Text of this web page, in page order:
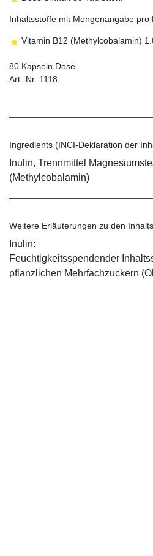
Inhaltsstoffe mit Mengenangabe pro
Vitamin B12 (Methylcobalamin)
80 Kapseln Dose
Art.-Nr. 1118
Ingredients (INCI-Deklaration der
Inulin, Trennmittel
(Methylcobalamin)
Weitere Erläuterungen zu den
Inulin:
Feuchtigkeitsspendender
pflanzlichen Mehrfachzuckern